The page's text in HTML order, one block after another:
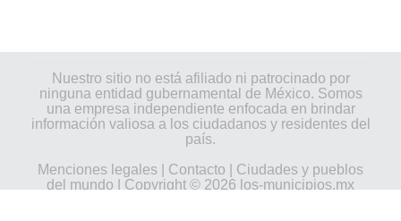
Nuestro sitio no está afiliado ni patrocinado por
ninguna entidad gubernamental de México. Somos
una empresa independiente enfocada en brindar
información valiosa a los ciudadanos y residentes del
país.
Menciones legales
Contacto
Ciudades y pueblos
del mundo | Copyright © 2026 los-municipios.mx